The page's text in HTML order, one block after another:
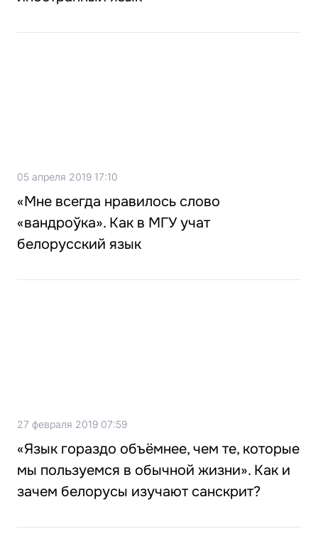
05 апреля 2019 17:10
«Мне всегда нравилось слово
«вандроўка». Как в МГУ учат
белорусский язык
27 февраля 2019 07:59
«Язык гораздо объёмнее, чем те, которые
мы пользуемся в обычной жизни». Как и
зачем белорусы изучают санскрит?